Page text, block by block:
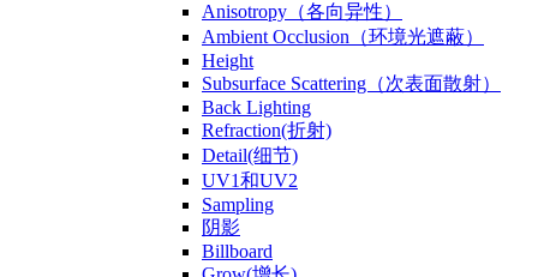
Anisotropy（各向异性）
Ambient Occlusion（环境光遮蔽）
Height
Subsurface Scattering（次表面散射）
Back Lighting
Refraction(折射)
Detail(细节)
UV1和UV2
Sampling
阴影
Billboard